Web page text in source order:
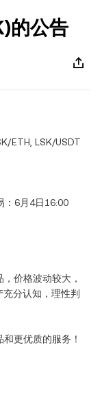
的公告
ETH, LSK/USDT
：6月4日16:00
价格波动较大，
分认知，理性判
更优质的服务！